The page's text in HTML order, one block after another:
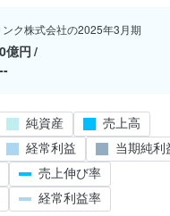
ク株式会社の2025年3月期
億円
純資産
売上高
経常利益
当期純利
売上伸び率
経常利益率